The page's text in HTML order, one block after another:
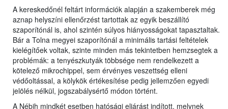
A kereskedőnél feltárt információk alapján a szakemberek még
aznap helyszíni ellenőrzést tartottak az egyik beszállító
szaporítónál is, ahol szintén súlyos hiányosságokat tapasztaltak.
Bár a Tolna megyei szaporítónál a minimális tartási feltételek
kielégítőek voltak, szinte minden más tekintetben hemzsegtek a
problémák: a tenyészkutyák többsége nem rendelkezett a
kötelező mikrochippel, sem érvényes veszettség elleni
védőoltással, a kölykök értékesítése pedig jellemzően egyedi
jelölés nélkül, jogszabálysértő módon történt.
A Nébih mindkét esetben hatósági eljárást indított, melynek